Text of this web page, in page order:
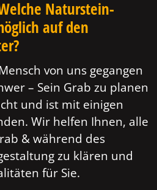
Naturstein-
auf den
von uns gegangen
– Sein Grab zu planen
und ist mit einigen
Wir helfen Ihnen, alle
& während des
zu klären und
für Sie.